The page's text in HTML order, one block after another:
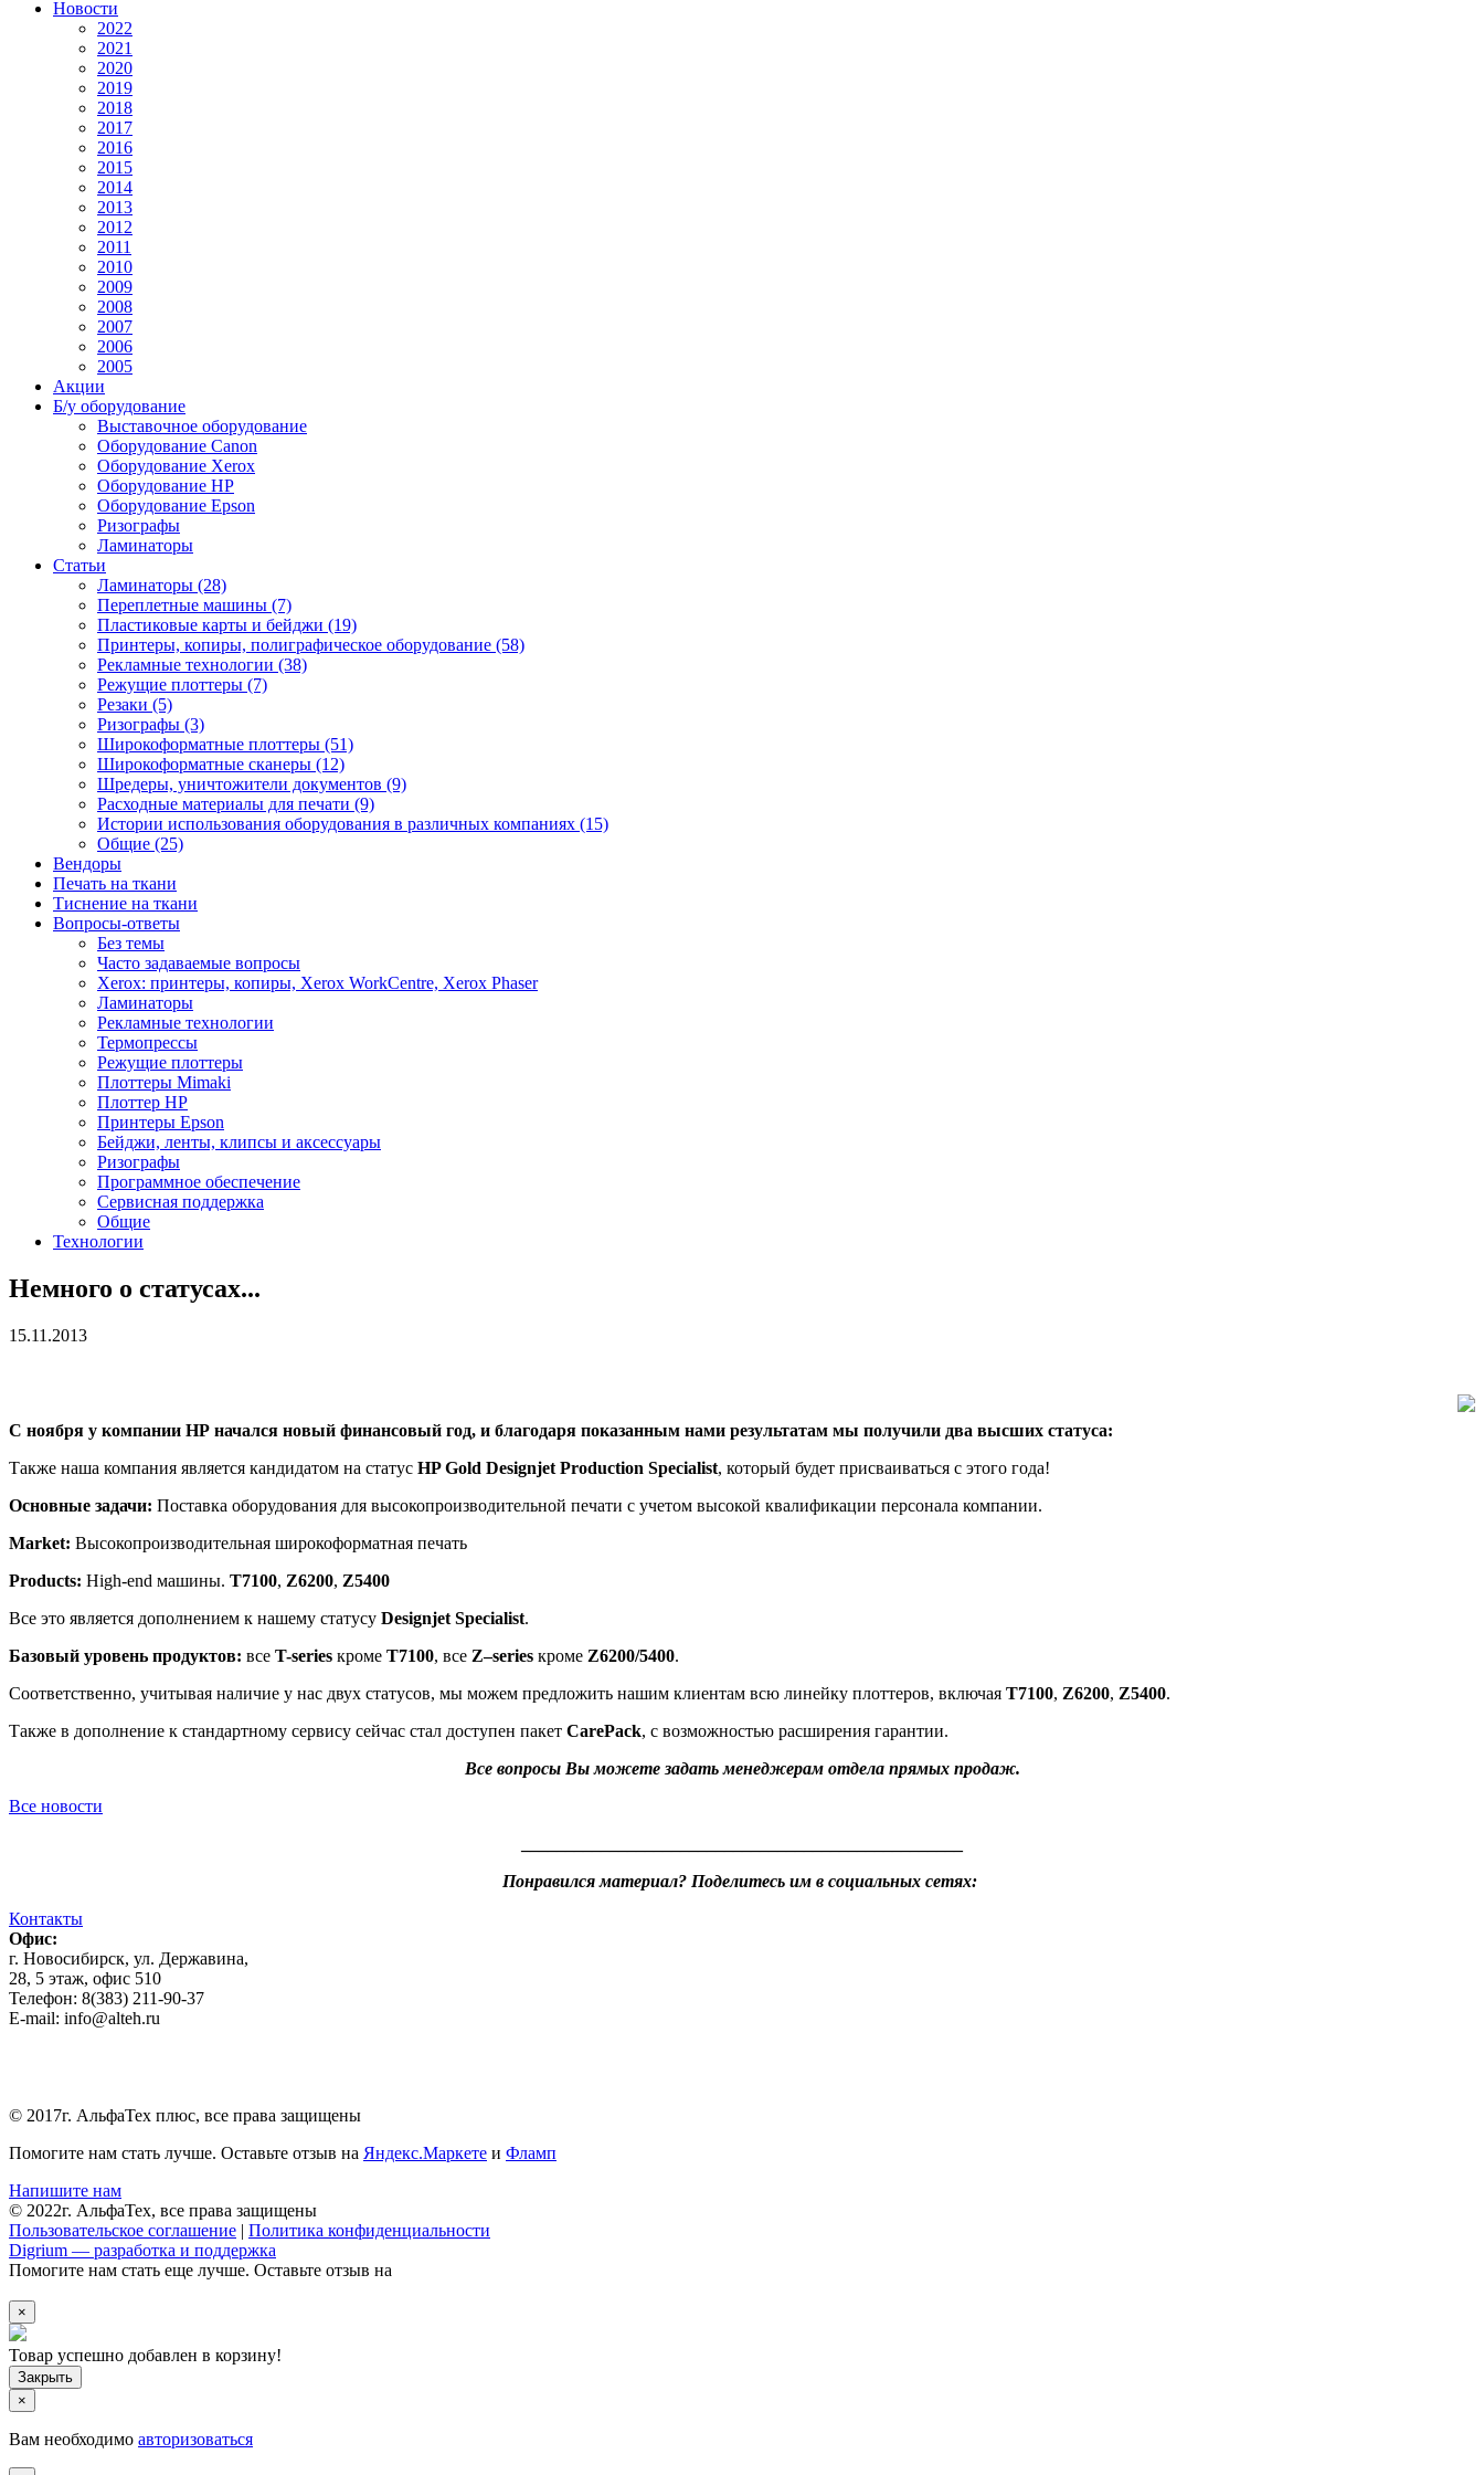
Новости
2022
2021
2020
2019
2018
2017
2016
2015
2014
2013
2012
2011
2010
2009
2008
2007
2006
2005
Акции
Б/у оборудование
Выставочное оборудование
Оборудование Canon
Оборудование Xerox
Оборудование HP
Оборудование Epson
Ризографы
Ламинаторы
Статьи
Ламинаторы (28)
Переплетные машины (7)
Пластиковые карты и бейджи (19)
Принтеры, копиры, полиграфическое оборудование (58)
Рекламные технологии (38)
Режущие плоттеры (7)
Резаки (5)
Ризографы (3)
Широкоформатные плоттеры (51)
Широкоформатные сканеры (12)
Шредеры, уничтожители документов (9)
Расходные материалы для печати (9)
Истории использования оборудования в различных компаниях (15)
Общие (25)
Вендоры
Печать на ткани
Тиснение на ткани
Вопросы-ответы
Без темы
Часто задаваемые вопросы
Xerox: принтеры, копиры, Xerox WorkCentre, Xerox Phaser
Ламинаторы
Рекламные технологии
Термопрессы
Режущие плоттеры
Плоттеры Mimaki
Плоттер HP
Принтеры Epson
Бейджи, ленты, клипсы и аксессуары
Ризографы
Программное обеспечение
Сервисная поддержка
Общие
Технологии
Немного о статусах...
15.11.2013
С ноября у компании НР начался новый финансовый год, и благодаря показанным нами результатам мы получили два высших статуса:
Также наша компания является кандидатом на статус HP Gold Designjet Production Specialist, который будет присваиваться с этого года!
Основные задачи: Поставка оборудования для высокопроизводительной печати с учетом высокой квалификации персонала компании.
Market: Высокопроизводительная широкоформатная печать
Products: High-end машины. T7100, Z6200, Z5400
Все это является дополнением к нашему статусу Designjet Specialist.
Базовый уровень продуктов: все T-series кроме T7100, все Z–series кроме Z6200/5400.
Соответственно, учитывая наличие у нас двух статусов, мы можем предложить нашим клиентам всю линейку плоттеров, включая T7100, Z6200, Z5400.
Также в дополнение к стандартному сервису сейчас стал доступен пакет CarePack, с возможностью расширения гарантии.
Все вопросы Вы можете задать менеджерам отдела прямых продаж.
Все новости
Понравился материал? Поделитесь им в социальных сетях:
Контакты
Офис:
г. Новосибирск, ул. Державина,
28, 5 этаж, офис 510
Телефон: 8(383) 211-90-37
E-mail: info@alteh.ru
© 2017г. АльфаТех плюс, все права защищены
Помогите нам стать лучше. Оставьте отзыв на Яндекс.Маркете и Фламп
Напишите нам
© 2022г. АльфаТех, все права защищены
Пользовательское соглашение | Политика конфиденциальности
Digrium — разработка и поддержка
Помогите нам стать еще лучше. Оставьте отзыв на
×
Товар успешно добавлен в корзину!
×
Вам необходимо авторизоваться